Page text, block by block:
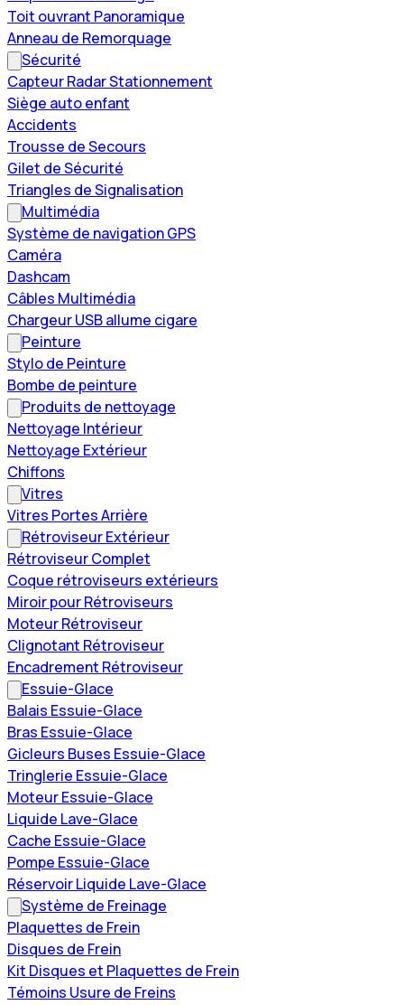
Toit ouvrant Panoramique
Anneau de Remorquage
Sécurité
Capteur Radar Stationnement
Siège auto enfant
Accidents
Trousse de Secours
Gilet de Sécurité
Triangles de Signalisation
Multimédia
Système de navigation GPS
Caméra
Dashcam
Câbles Multimédia
Chargeur USB allume cigare
Peinture
Stylo de Peinture
Bombe de peinture
Produits de nettoyage
Nettoyage Intérieur
Nettoyage Extérieur
Chiffons
Vitres
Vitres Portes Arrière
Rétroviseur Extérieur
Rétroviseur Complet
Coque rétroviseurs extérieurs
Miroir pour Rétroviseurs
Moteur Rétroviseur
Clignotant Rétroviseur
Encadrement Rétroviseur
Essuie-Glace
Balais Essuie-Glace
Bras Essuie-Glace
Gicleurs Buses Essuie-Glace
Tringlerie Essuie-Glace
Moteur Essuie-Glace
Liquide Lave-Glace
Cache Essuie-Glace
Pompe Essuie-Glace
Réservoir Liquide Lave-Glace
Système de Freinage
Plaquettes de Frein
Disques de Frein
Kit Disques et Plaquettes de Frein
Témoins Usure de Freins